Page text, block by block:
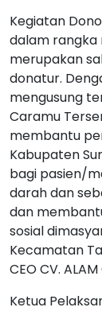
Kegiatan
dalam rangka
merupakan
donatur.
mengusung
Caramu
membantu
Kabupaten
bagi pasien/
darah dan
dan
sosial
Kecamatan
CEO CV.
Ketua